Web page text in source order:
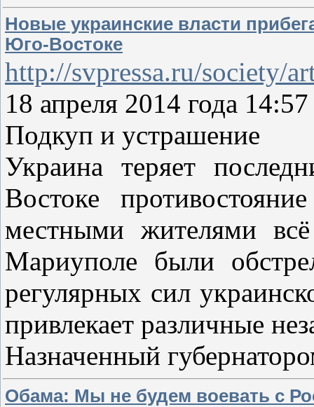
Новые украинские власти
Юго-Востоке
http://svpressa.ru/society/
18 апреля 2014 года
Подкуп и устрашение
Украина теряет
Востоке
местными жителями
Мариуполе были
регулярных сил
привлекает различные
Назначенный
Обама: Мы не будем воевать с